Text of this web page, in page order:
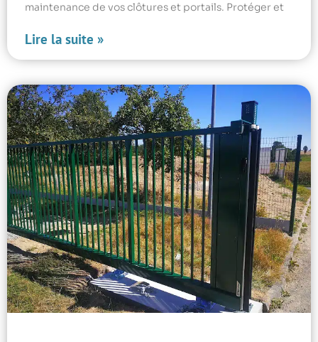
maintenance de vos clôtures et portails. Protéger et
Lire la suite »